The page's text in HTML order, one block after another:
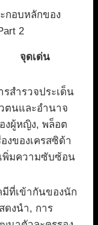
กอบหลักของ
2
จุดเด่น
รสำรวจประเด็น
ตนและอำนาจ
งผู้หญิง, พล็อต
องของเครสซิด้า
พิ่มความซับซ้อน
มีที่เข้ากันของนัก
ดงนำ, การ